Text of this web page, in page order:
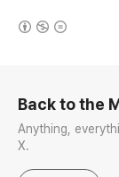
Back to the
Anything,
X.